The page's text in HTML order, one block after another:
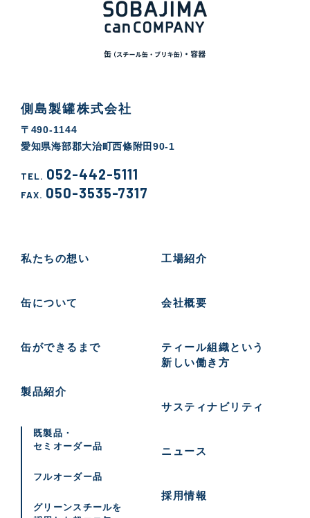
側島製罐株式会社
〒490-1144
愛知県海部郡大治町西條附田90-1
TEL. 052-442-5111
FAX. 050-3535-7317
私たちの想い
缶について
缶ができるまで
製品紹介
既製品・
セミオーダー品
フルオーダー品
グリーンスチールを
工場紹介
会社概要
ティール組織という
新しい働き方
サスティナビリティ
ニュース
採用情報